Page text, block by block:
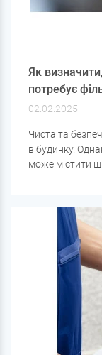
Як
потребує
02.02.2025
Чиста та
в будинку.
може містити
додаткової